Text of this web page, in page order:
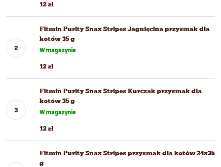
12 zł
Fitmin Purity Snax Stripes Jagnięcina przysmak dla
kotów 35 g
W magazynie
12 zł
Fitmin Purity Snax Stripes Kurczak przysmak dla
kotów 35 g
W magazynie
12 zł
Fitmin Purity Snax Stripes przysmak dla kotów 24x35
g